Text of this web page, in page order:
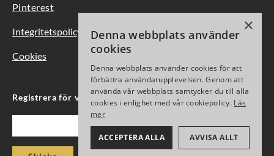
Pinterest
Integritetspolicy
Cookies
Registrera för vårt nyhetsbrev
×
Denna webbplats använder
cookies
Denna webbplats använder cookies för att
förbättra användarupplevelsen. Genom att
använda vår webbplats samtycker du till alla
cookies i enlighet med vår cookiepolicy. Läs
mer
ACCEPTERA ALLA AVVISA ALLT